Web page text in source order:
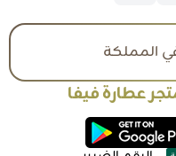
المملكة
عطارة فيفا